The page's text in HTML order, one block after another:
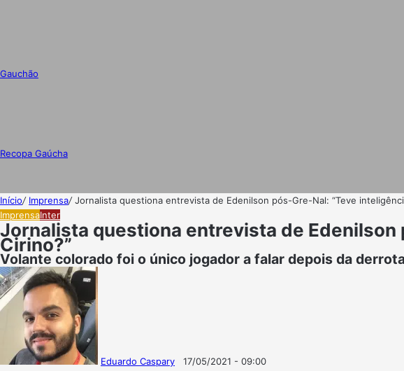
Gauchão
Recopa Gaúcha
Início/ Imprensa/Jornalista questiona entrevista de Edenilson pós-Gre-Nal: “Teve
ImprensaInter
Jornalista questiona entrevista de Edenilson
Cirino?”
Volante colorado foi o único jogador a falar depois da
Eduardo Caspary 17/05/2021 - 09:00